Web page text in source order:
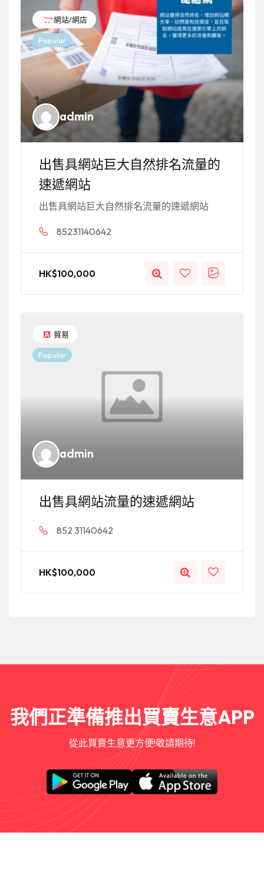
網站/網店
Popular
admin
出售具網站巨大自然排名流量的
速遞網站
出售具網站巨大自然排名流量的速遞網站
85231140642
HK$100,000
貿易
Popular
admin
出售具網站流量的速遞網站
852 31140642
HK$100,000
我們正準備推出買賣生意APP
從此買賣生意更方便!敬請期待!